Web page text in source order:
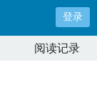
登录
阅读记录